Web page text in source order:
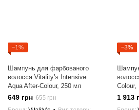
−1%
Шампунь для фарбованого
волосся Vitality’s Intensive
Aqua After-Colour, 250 мл
649 грн 655 грн
−3%
Colour,
1 913